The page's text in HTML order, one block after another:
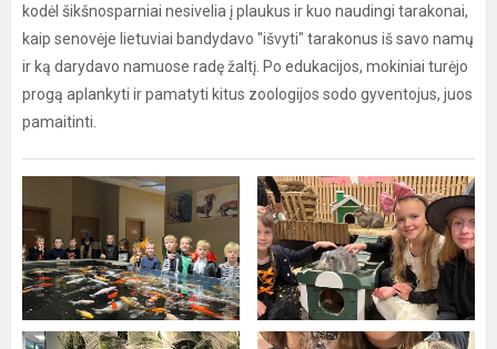
kodėl šikšnosparniai nesivelia į plaukus ir kuo naudingi tarakonai,
kaip senovėje lietuviai bandydavo "išvyti" tarakonus iš savo namų
ir ką darydavo namuose radę žaltį. Po edukacijos, mokiniai turėjo
progą aplankyti ir pamatyti kitus zoologijos sodo gyventojus, juos
pamaitinti.